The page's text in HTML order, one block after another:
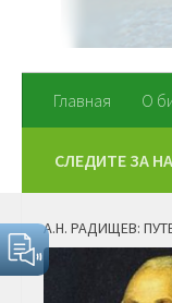
Главная О
СЛЕДИТЕ ЗА
А.Н. РАДИЩЕВ: